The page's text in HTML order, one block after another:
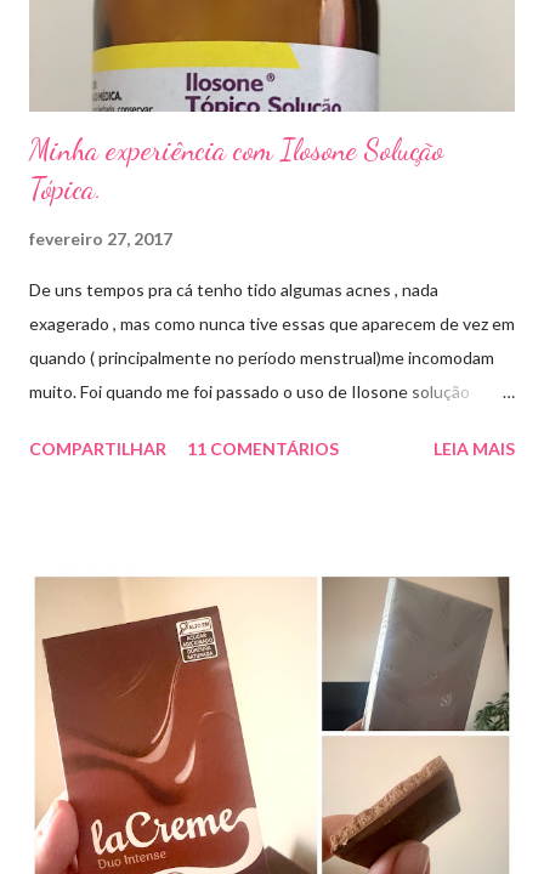
um agente antifúngico sintético para tratamento dermatológico
Minha experiência com Ilosone Solução
Tópica.
fevereiro 27, 2017
De uns tempos pra cá tenho tido algumas acnes , nada
exagerado , mas como nunca tive essas que aparecem de vez em
quando ( principalmente no período menstrual)me incomodam
muito. Foi quando me foi passado o uso de Ilosone solução
uma consulta com o dermatologista) O Ilosone é um antibiótico
aplico sobre a acne ( geralmente uso a noite). Informação do
produto: ILOSONE TÓPICO SOLUÇÃO (eritromicina) é um
antibiótico de amplo espectro produzido por uma cepa de
Streptomyces erythraeus. É básico e forma rapidamente sais
com os ácidos. Forma farmacêutica e Apresentação ILOSONE
TÓPICO SOLUÇÃO é apresentado sob a forma líquida em
frascos de 120 ml. USO PEDIÁTRICO E ADULTO. Composição
Cada ml contém: Eritromicina base 20 mg Excipientes q.s....
COMPARTILHAR 11 COMENTÁRIOS LEIA MAIS